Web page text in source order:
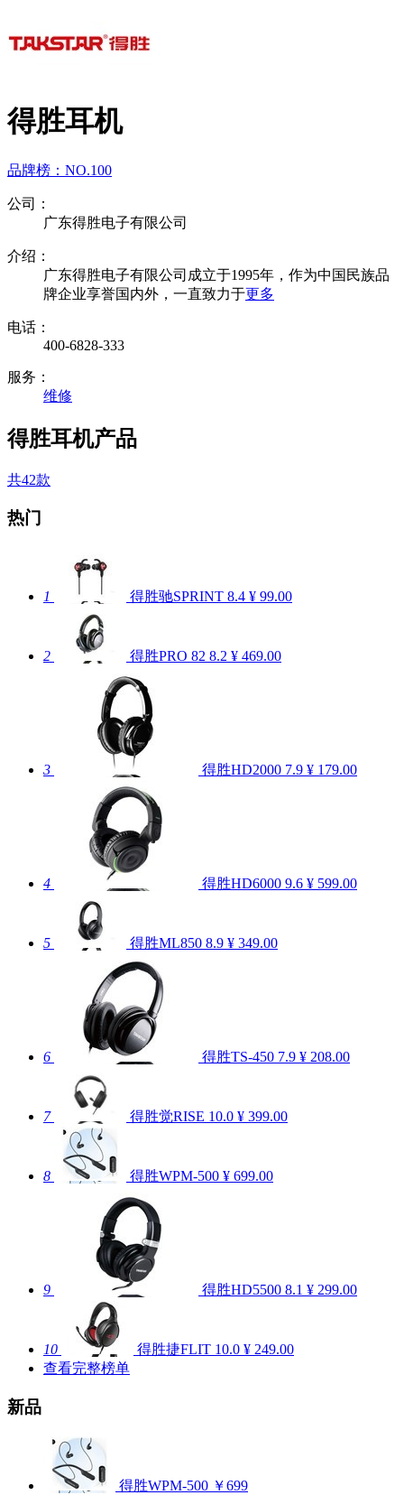
得胜耳机
品牌榜： NO.100
公司：
广东得胜电子有限公司
介绍：
广东得胜电子有限公司成立于1995年，作为中国民族品
牌企业享誉国内外，一直致力于更多
电话：
400-6828-333
服务：
维修
得胜耳机产品
共42款
热门
1 得胜驰SPRINT 8.4 ¥ 99.00
2 得胜PRO 82 8.2 ¥ 469.00
3 得胜HD2000 7.9 ¥ 179.00
4 得胜HD6000 9.6 ¥ 599.00
5 得胜ML850 8.9 ¥ 349.00
6 得胜TS-450 7.9 ¥ 208.00
7 得胜觉RISE 10.0 ¥ 399.00
8 得胜WPM-500 ¥ 699.00
9 得胜HD5500 8.1 ¥ 299.00
10 得胜捷FLIT 10.0 ¥ 249.00
查看完整榜单
新品
得胜WPM-500 ￥699